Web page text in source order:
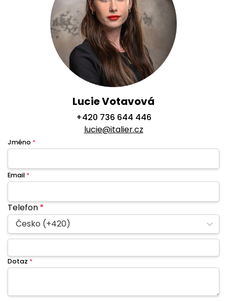
Lucie Votavová
+420 736 644 446
lucie@italier.cz
Jméno *
Email *
Telefon*
Česko (+420)
Dotaz *